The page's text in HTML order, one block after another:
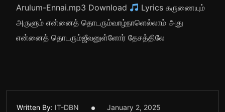
Arulum-Ennai.mp3 Download
Lyrics கருணையும்
அருளும் என்னைத் தொடரும்வாழ்நாளெல்லாம் அது
என்னைத் தொடரும்ஜீவனுள்ளோர் தேசத்திலே
Written By: IT-DBN January 2, 2025